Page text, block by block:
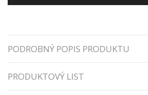
PODROBNÝ POPIS PRODUKTU
PRODUKTOVÝ LIST